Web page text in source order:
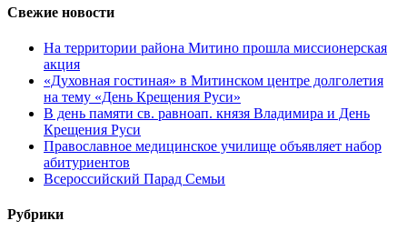
Свежие новости
На территории района Митино прошла миссионерская
акция
«Духовная гостиная» в Митинском центре долголетия
на тему «День Крещения Руси»
В день памяти св. равноап. князя Владимира и День
Крещения Руси
Православное медицинское училище объявляет набор
абитуриентов
Всероссийский Парад Семьи
Рубрики